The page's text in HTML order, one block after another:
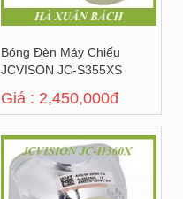
Bóng Đèn Máy Chiếu
JCVISON JC-S355XS
Giá : 2,450,000đ